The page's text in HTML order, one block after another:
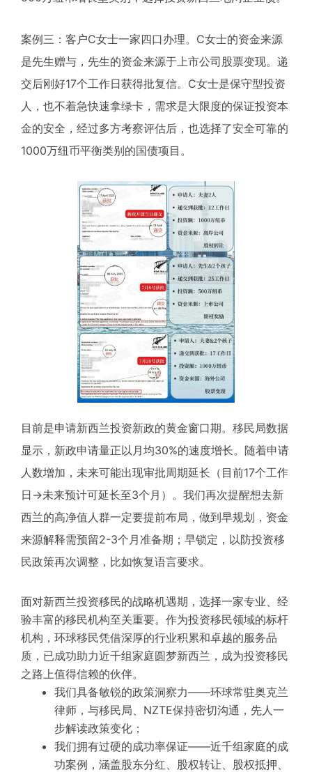
案例三：客户C女士一家四口办理。C女士的资金来源
是先生赠与，先生的资金来源于上市公司股票变现。递
交后刚好17个工作日获得批复信。C女士是保守型投资
人，也不着急快速拿绿卡，需求是大限度的保证投资本
金的安全，经过多方考察评估后，也选择了安全可靠的
1000万纽币平衡类别的国债项目。
目前是申请新西兰投资新政的黄金窗口期。移民局数据
显示，新政申请量正以月均30%的速度增长。随着申请
人数增加，未来可能出现审批周期延长（目前17个工作
日→未来预计可延长至3个月）。我们再次提醒想去新
西兰的高净值人群一定要提前布局，做到早规划，资金
来源解释需预留2-3个月准备期；早锁定，以防投资移
民政策再次调整，比如恢复语言要求。
面对新西兰投资移民的战略机遇期，选择一家专业、经
验丰富的移民机构至关重要。作为投资移民领域的标杆
机构，环球移民凭借深厚的行业积累和卓越的服务品
质，已成功助力近千组家庭圆梦新西兰，成为投资移民
之路上值得信赖的伙伴。
我们具备敏锐的政策洞察力——环球常驻奥克兰
律师，与移民局、NZTE保持密切沟通，先人一
步解读政策变化；
我们拥有过硬的成功率保证——近千组家庭的成
功案例，涵盖股东分红、股权转让、股权抵押、